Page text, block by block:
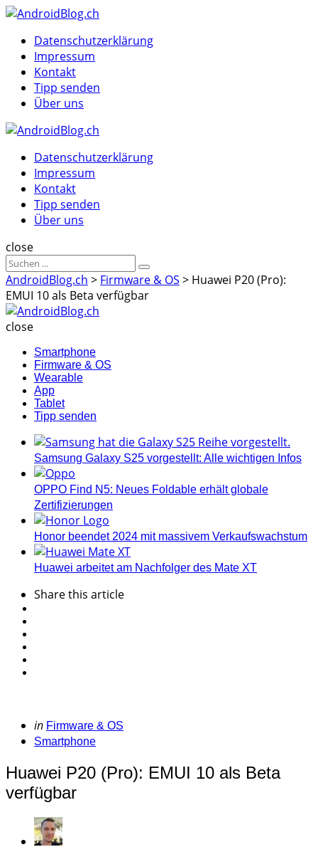
Menu
MenuDatenschutzerklärung
Impressum
Kontakt
Tipp senden
Über uns
Datenschutzerklärung
Impressum
Kontakt
Tipp senden
Über uns
Suche
close
Sucheergebnisse
für
Suche
AndroidBlog.ch > Firmware & OS > Huawei P20 (Pro):
EMUI 10 als Beta verfügbar
close
Smartphone
Firmware & OS
Wearable
App
Tablet
Tipp senden
Samsung Galaxy S25 vorgestellt: Alle wichtigen Infos
OPPO Find N5: Neues Foldable erhält globale
Zertifizierungen
Honor beendet 2024 mit massivem Verkaufswachstum
Huawei arbeitet am Nachfolger des Mate XT
Sharethis article
Categories
Posted
in
in Firmware & OS
Smartphone
Huawei P20 (Pro): EMUI 10 als Beta
verfügbar